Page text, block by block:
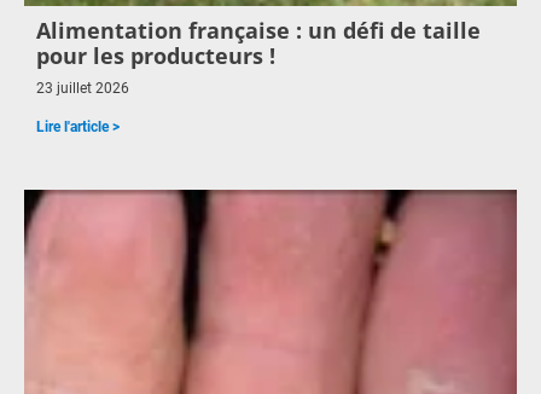
Alimentation française : un défi de taille
pour les producteurs !
23 juillet 2026
Lire l'article >